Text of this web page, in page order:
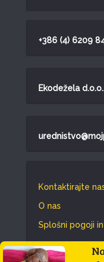
+386 (4) 6209
Ekodežela
Kontaktirajte
O nas
Splošni pogoji